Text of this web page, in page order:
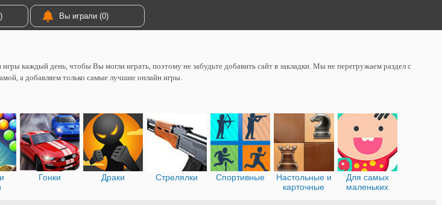
Вы играли (0)
каждый день, чтобы Вы могли играть, поэтому не забудьте добавить сайт в закладки. Мы не перегружаем раздел с
а добавляем только самые лучшие онлайн игры.
Гонки Драки Стрелялки Спортивные
Настольные и
карточные
Для самых
маленьких